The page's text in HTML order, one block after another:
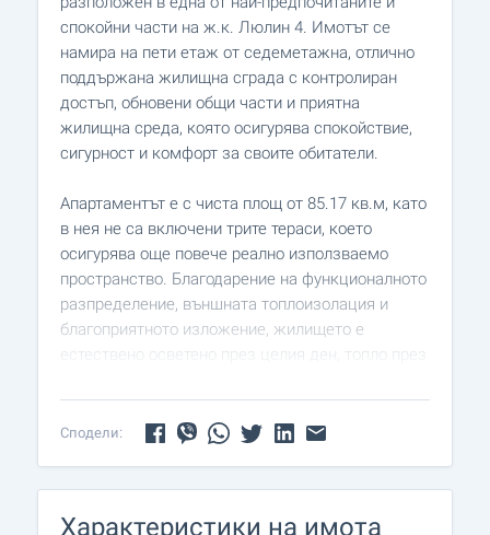
спокойни части на ж.к. Люлин 4. Имотът се
намира на пети етаж от седеметажна, отлично
поддържана жилищна сграда с контролиран
достъп, обновени общи части и приятна
жилищна среда, която осигурява спокойствие,
сигурност и комфорт за своите обитатели.
Апартаментът е с чиста площ от 85.17 кв.м, като
в нея не са включени трите тераси, което
осигурява още повече реално използваемо
пространство. Благодарение на функционалното
разпределение, външната топлоизолация и
благоприятното изложение, жилището е
естествено осветено през целия ден, топло през
месеци.
за семейни събирания, така и за почивка;
Сподели:
Характеристики на имота